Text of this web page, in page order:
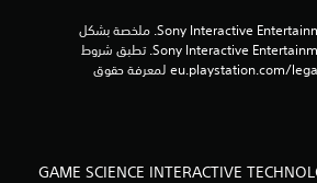
© GAME SCIENCE INTERACTIVE